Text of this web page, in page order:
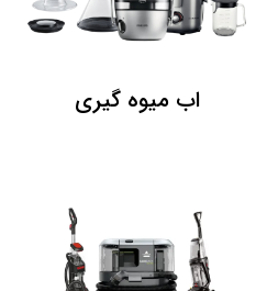
اب میوه گیری